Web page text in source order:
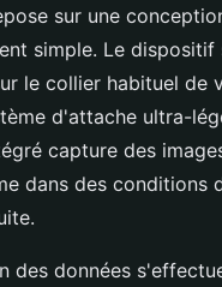
sur une
simple. Le dispositif
le collier habituel de
d'attache ultra-
capture des
dans des conditions
des données